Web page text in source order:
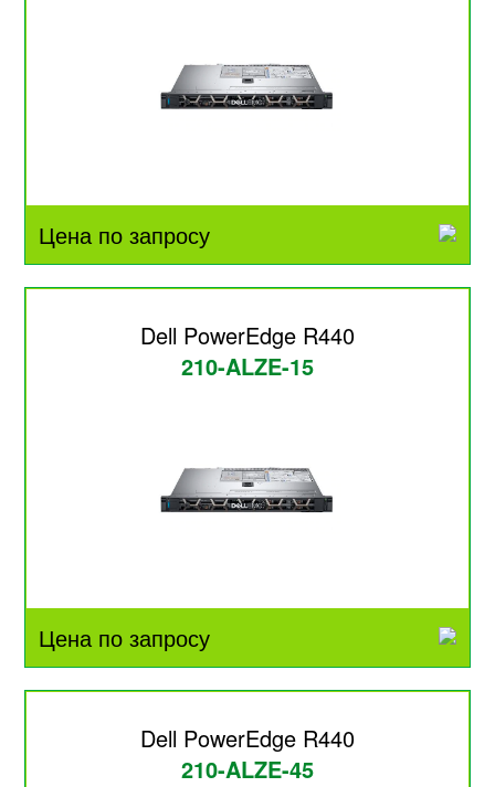
Цена по запросу
Dell PowerEdge R440
210-ALZE-15
Цена по запросу
Dell PowerEdge R440
210-ALZE-45